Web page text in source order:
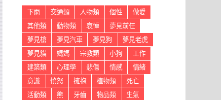
下雨 交通類 人物類 個性
做愛
其他類
動物類 哀悼
夢見前任
夢見槍
夢見汽車 夢見狗
夢見老虎
夢見貓
媽媽 宗教類 小狗
工作
建築類
心理學 悲傷 情感
情緒
意識
憤怒 擁抱 植物類
死亡
活動類
熊 牙齒 物品類 生氣